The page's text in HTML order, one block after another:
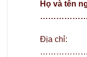
Họ và tên
Địa chỉ: